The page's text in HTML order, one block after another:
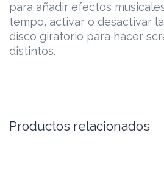
para añadir efectos
tempo, activar o desactivar
disco giratorio para hacer
distintos.
Productos relacionados